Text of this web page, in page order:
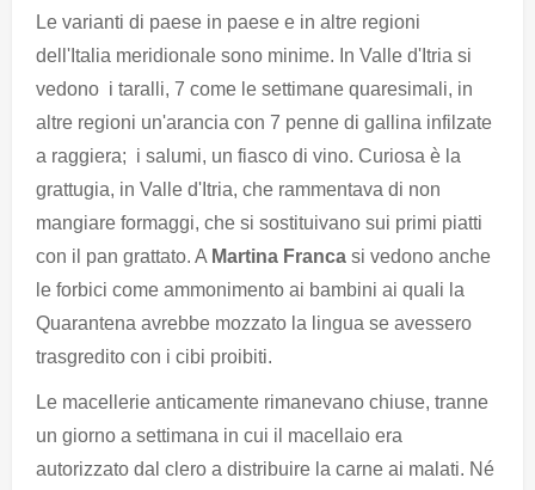
Le varianti di paese in paese e in altre regioni
dell'Italia meridionale sono minime. In Valle d'Itria si
vedono i taralli, 7 come le settimane quaresimali, in
altre regioni un'arancia con 7 penne di gallina infilzate
a raggiera; i salumi, un fiasco di vino. Curiosa è la
grattugia, in Valle d'Itria, che rammentava di non
mangiare formaggi, che si sostituivano sui primi piatti
con il pan grattato. A Martina Franca si vedono anche
le forbici come ammonimento ai bambini ai quali la
Quarantena avrebbe mozzato la lingua se avessero
trasgredito con i cibi proibiti.
Le macellerie anticamente rimanevano chiuse, tranne
un giorno a settimana in cui il macellaio era
autorizzato dal clero a distribuire la carne ai malati. Né